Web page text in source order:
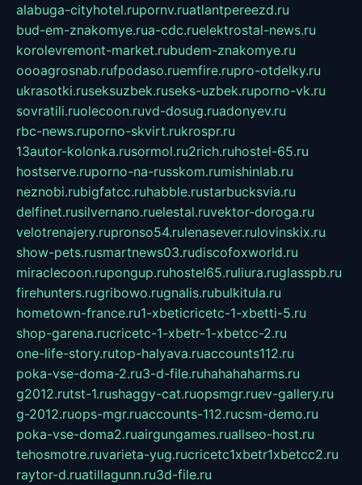
alabuga-cityhotel.rupornv.ruatlantpereezd.ru
bud-em-znakomye.rua-cdc.ruelektrostal-news.ru
korolevremont-market.rubudem-znakomye.ru
oooagrosnab.rufpodaso.ruemfire.rupro-otdelky.ru
ukrasotki.ruseksuzbek.ruseks-uzbek.ruporno-vk.ru
sovratili.ruolecoon.ruvd-dosug.ruadonyev.ru
rbc-news.ruporno-skvirt.rukrospr.ru
13autor-kolonka.rusormol.ru2rich.ruhostel-65.ru
hostserve.ruporno-na-russkom.rumishinlab.ru
neznobi.rubigfatcc.ruhabble.rustarbucksvia.ru
delfinet.rusilvernano.ruelestal.ruvektor-doroga.ru
velotrenajery.rupronso54.rulenasever.rulovinskix.ru
show-pets.rusmartnews03.rudiscofoxworld.ru
miraclecoon.rupongup.ruhostel65.ruliura.ruglasspb.ru
firehunters.rugribowo.rugnalis.rubulkitula.ru
hometown-france.ru1-xbeticricetc-1-xbetti-5.ru
shop-garena.rucricetc-1-xbetr-1-xbetcc-2.ru
one-life-story.rutop-halyava.ruaccounts112.ru
poka-vse-doma-2.ru3-d-file.ruhahahaharms.ru
g2012.rutst-1.rushaggy-cat.ruopsmgr.ruev-gallery.ru
g-2012.ruops-mgr.ruaccounts-112.rucsm-demo.ru
poka-vse-doma2.ruairgungames.ruallseo-host.ru
tehosmotre.ruvarieta-yug.rucricetc1xbetr1xbetcc2.ru
raytor-d.ruatillagunn.ru3d-file.ru